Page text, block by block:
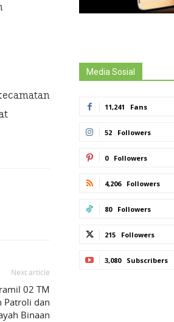
Next article
02 TM
Patroli dan
Binaan
Media Sosial
11,241 Fans
52 Followers
0 Followers
4,206 Followers
80 Followers
215 Followers
3,080 Subscribers